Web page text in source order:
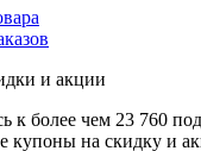
и акции
к более чем 23 760
купоны на скидку и